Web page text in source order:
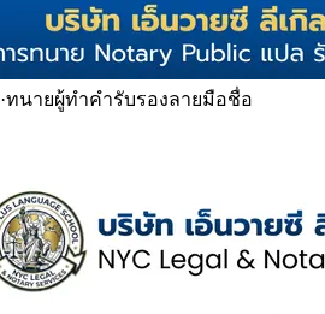
·ทนายผู้ทำคำรับรองลายมือชื่อ